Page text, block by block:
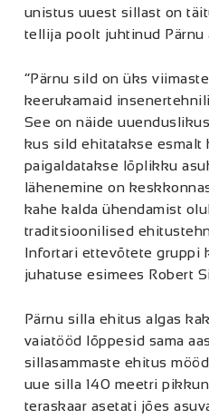
unistus uuest sillast on
tellija poolt juhtinud
“Pärnu sild on üks
keerukamaid
See on näide
kus sild ehitatakse esmalt
paigaldatakse lõplikku
lähenemine on
kahe kalda ühendamist
traditsioonilised
Infortari ettevõtete gruppi
juhatuse esimees Robert
Pärnu silla ehitus algas
vaiatööd lõppesid sama
sillasammaste ehitus
uue silla 140 meetri
teraskaar asetati jões